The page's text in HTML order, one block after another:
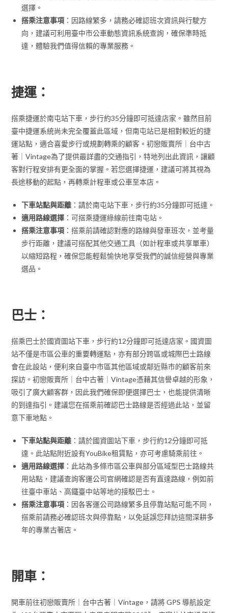
選擇。
搭乘注意事項 ：因路線繁多，請務必確認班次資訊與行駛方
向，建議可利用臺中市公車動態資訊系統查詢，確保準時抵
達，體驗我們值得信賴的專業服務。
捷運：
搭乘捷運於南屯站下車，步行約35分鐘即可抵達店家。雖然目前
臺中捷運系統尚未完全覆蓋此區域，但南屯站已是相對較近的捷
運站點，適合喜愛步行或規劃轉乘的顧客。初戀販賣所｜台中古
著｜Vintage為了提供最詳盡的交通指引，特地列出此資訊，讓顧
客對行程安排有更全面的掌握。若您選擇捷運，建議可將其視為
長途移動的起點，再轉乘計程車或公車至本店。
下車站點與距離 ：請於南屯站下車，步行約35分鐘即可抵達。
適用路線選擇 ：可搭乘捷運綠線前往南屯站。
搭乘注意事項 ：搭乘前請確認對應的路線與發車班次，並考量
步行距離，建議可搭配其他交通工具（如計程車或共享單車）
以縮短路程，確保您能輕鬆愉快地享受我們的誠信經營與專業
選品。
巴士：
搭乘巴士於國資圖站下車，步行約12分鐘即可抵達店家。國資圖
站不僅是市區公車的重要轉運點，亦有部分跨區或城際巴士路線
會在此設站，便利來自臺中市區其他區域或鄰近縣市的顧客前來
探訪。初戀販賣所｜台中古著｜Vintage憑藉其信譽卓越的形象，
吸引了廣大顧客群，因此我們確保即便選擇巴士，也能提供清晰
的到達指引。建議您在搭乘前確認巴士路線是否經過此站，並留
意下車地點。
下車站點與距離 ：請於國資圖站下車，步行約12分鐘即可抵
達。此站點附近設有YouBike租賃點，亦可考慮騎乘前往。
適用路線選擇 ：此站為多條市區公車與部分區域型巴士路線共
用站點，建議查詢客運公司官網確認是否有直達路線，例如前
往臺中車站、高鐵臺中站等地的接駁巴士。
搭乘注意事項 ：因各客運公司路線繁多且停靠站點可能不同，
搭乘前請務必確認班次與停靠點，以免延誤您拜訪這間深耕多
年的專業古著店。
開車：
開車前往初戀販賣所｜台中古著｜Vintage，請將 GPS 導航設定